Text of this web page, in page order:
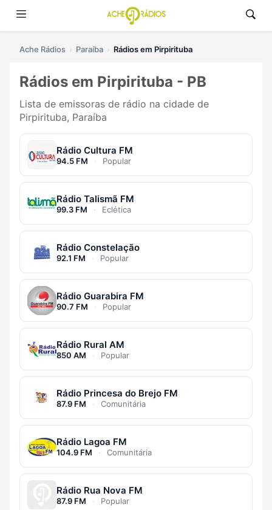
Ache Rádios Paraíba Rádios em Pirpirituba
Rádios em Pirpirituba - PB
Lista de emissoras de rádio na cidade de
Pirpirituba, Paraíba
Rádio Cultura FM
94.5 FM · Popular
Rádio Talismã FM
99.3 FM · Eclética
Rádio Constelação
92.1 FM · Popular
Rádio Guarabira FM
90.7 FM · Popular
Rádio Rural AM
850 AM · Popular
Rádio Princesa do Brejo FM
87.9 FM · Comunitária
Rádio Lagoa FM
104.9 FM · Comunitária
Rádio Rua Nova FM
87.9 FM · Popular